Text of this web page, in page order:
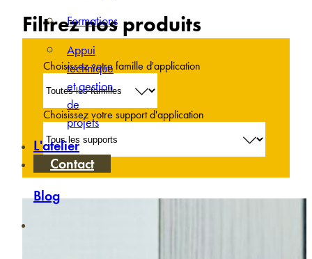
Formations
Appui
technique
et gestion
de
projets
L'atelier
Contact
Blog
Filtrez nos produits
Choisissez votre famille d'application
Choisissez votre support d'application